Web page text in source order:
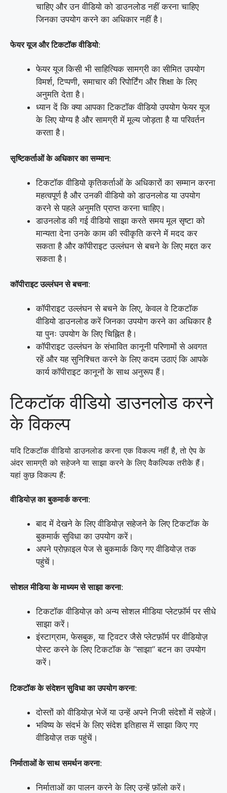
चाहिए और उन वीडियो को डाउनलोड नहीं करना चाहिए
जिनका उपयोग करने का अधिकार नहीं है।
फेयर यूज और टिकटॉक वीडियो:
फेयर यूज किसी भी साहित्यिक सामग्री का सीमित उपयोग
विमर्श, टिप्पणी, समाचार की रिपोर्टिंग और शिक्षा के लिए
अनुमति देता है।
ध्यान दें कि क्या आपका टिकटॉक वीडियो उपयोग फेयर यूज
के लिए योग्य है और सामग्री में मूल्य जोड़ता है या परिवर्तन
करता है।
सृष्टिकर्ताओं के अधिकार का सम्मान:
टिकटॉक वीडियो कृतिकर्ताओं के अधिकारों का सम्मान करना
महत्वपूर्ण है और उनकी वीडियो को डाउनलोड या उपयोग
करने से पहले अनुमति प्राप्त करना चाहिए।
डाउनलोड की गई वीडियो साझा करते समय मूल सृष्टा को
मान्यता देना उनके काम की स्वीकृति करने में मदद कर
सकता है और कॉपीराइट उल्लंघन से बचने के लिए मद्दत कर
सकता है।
कॉपीराइट उल्लंघन से बचना:
कॉपीराइट उल्लंघन से बचने के लिए, केवल वे टिकटॉक
वीडियो डाउनलोड करें जिनका उपयोग करने का अधिकार है
या पुनः उपयोग के लिए चिह्नित है।
कॉपीराइट उल्लंघन के संभावित कानूनी परिणामों से अवगत
रहें और यह सुनिश्चित करने के लिए कदम उठाएं कि आपके
कार्य कॉपीराइट कानूनों के साथ अनुरूप हैं।
टिकटॉक वीडियो डाउनलोड करने
के विकल्प
यदि टिकटॉक वीडियो डाउनलोड करना एक विकल्प नहीं है, तो ऐप के
अंदर सामग्री को सहेजने या साझा करने के लिए वैकल्पिक तरीके हैं।
यहां कुछ विकल्प हैं:
वीडियोज़ का बुकमार्क करना:
बाद में देखने के लिए वीडियोज़ सहेजने के लिए टिकटॉक के
बुकमार्क सुविधा का उपयोग करें।
अपने प्रोफ़ाइल पेज से बुकमार्क किए गए वीडियोज़ तक
पहुंचें।
सोशल मीडिया के माध्यम से साझा करना:
टिकटॉक वीडियोज़ को अन्य सोशल मीडिया प्लेटफ़ॉर्म पर सीधे
साझा करें।
इंस्टाग्राम, फेसबुक, या ट्विटर जैसे प्लेटफ़ॉर्म पर वीडियोज़
पोस्ट करने के लिए टिकटॉक के “साझा” बटन का उपयोग
करें।
टिकटॉक के संदेशन सुविधा का उपयोग करना:
दोस्तों को वीडियोज़ भेजें या उन्हें अपने निजी संदेशों में सहेजें।
भविष्य के संदर्भ के लिए संदेश इतिहास में साझा किए गए
वीडियोज़ तक पहुंचें।
निर्माताओं के साथ समर्थन करना:
निर्माताओं का पालन करने के लिए उन्हें फ़ॉलो करें।